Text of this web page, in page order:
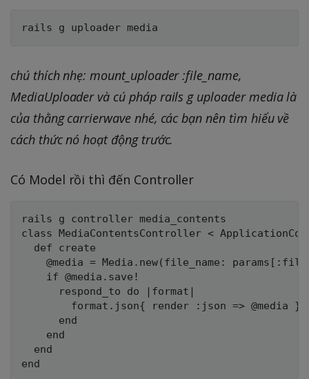
chú thích nhẹ: mount_uploader :file_name,
MediaUploader và cú pháp rails g uploader media là
của thằng carrierwave nhé, các bạn nên tìm hiểu về
cách thức nó hoạt động trước.
Có Model rồi thì đến Controller
rails g controller media_contents
class MediaContentsController <
  def create
@media = Media.new(file_name:
    if @media.save!
      respond_to do |format|
        format.json{ render :json => @media }
      end
    end
  end